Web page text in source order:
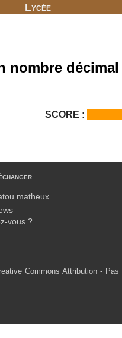
Lycée
nombre décimal
SCORE :
matheux
vous ?
Commons Attribution - Pas